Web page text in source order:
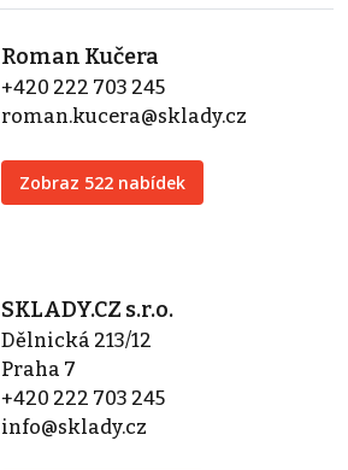
Roman Kučera
+420 222 703 245
roman.kucera@sklady.cz
Zobraz 522 nabídek
SKLADY.CZ s.r.o.
Dělnická 213/12
Praha 7
+420 222 703 245
info@sklady.cz